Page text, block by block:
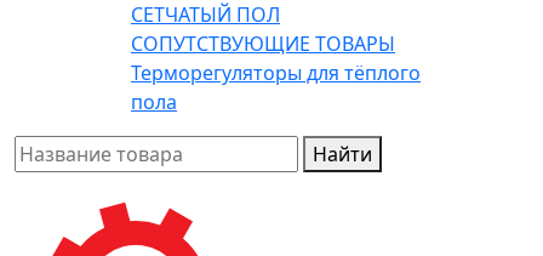
СЕТЧАТЫЙ ПОЛ
СОПУТСТВУЮЩИЕ ТОВАРЫ
Терморегуляторы для тёплого
пола
Найти